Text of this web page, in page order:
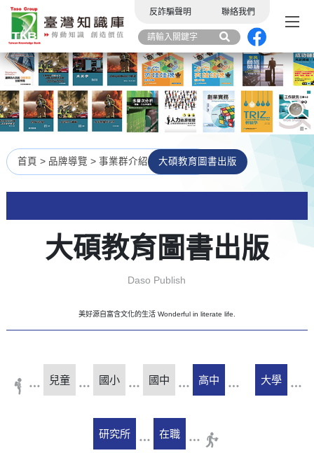
反詐騙聲明 聯絡我們
首頁 > 品牌導覽 > 事業群介紹 大碩教育圖書出版
大碩教育圖書出版
Daso Publish
美好源自富含文化的生活 Wonderful in literate life.
兒童 國小 國中 高中 大學
研究所 在職